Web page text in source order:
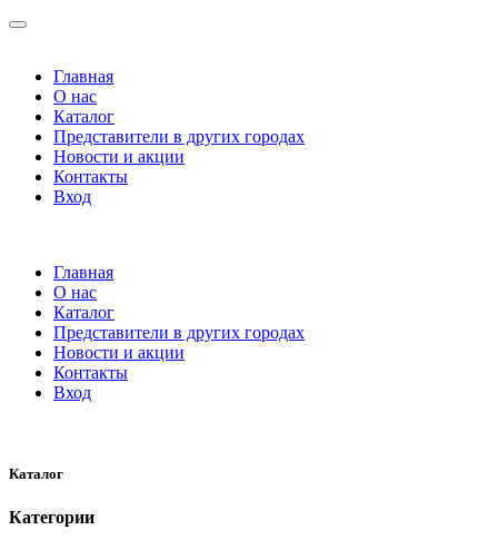
Главная
О нас
Каталог
Представители в других городах
Новости и акции
Контакты
Вход
Главная
О нас
Каталог
Представители в других городах
Новости и акции
Контакты
Вход
Каталог
Категории